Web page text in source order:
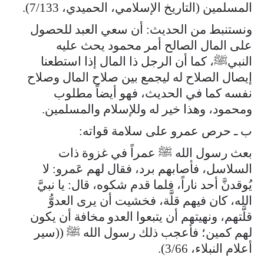
المسلمين (التاريخ الإسلامي، الحميدي، 7/133).
ونستنبط من الحديث: أن سعي العبد للحصول
على المال الصالح أمر محمود يحث عليه
النبيﷺ، كما أن الرجل ذا المال إذا استطعنا
إيصال الصلاح له ليجمع بين صلاح المال وصلاح
نفسه كما في الحديث، فهو أيضاً مطلوب
ومحمود، وهذا خير له وللإسلام والمسلمين.
ب ـ حرص عمرو على سلامة قواته:
بعث رسول الله ﷺ عمراً في غزوة ذات
السلاسل، فأصابهم برد، فقال لهم عَمرو: لا
يُوقدنَّ أحد ناراً، فلما قدم شكوه، قال: يا نبيَّ
الله، كان فيهم قلَّة، فخشيت أن يرى العدوُّ
قلَّتهم، ونهيتهم أن يتبعوا العدو مخافة أن يكون
لهم كمين؛ فأعجب ذلك رسول الله ﷺ ((سير
أعلام النبلاء، 3/66).